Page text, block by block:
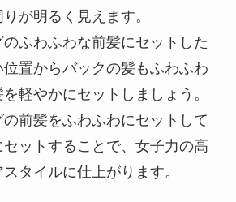
が明るく見えます。
ふわふわな前髪にセットした
置からバックの髪もふわふわ
軽やかにセットしましょう。
前髪をふわふわにセットして
ットすることで、女子力の高
タイルに仕上がります。